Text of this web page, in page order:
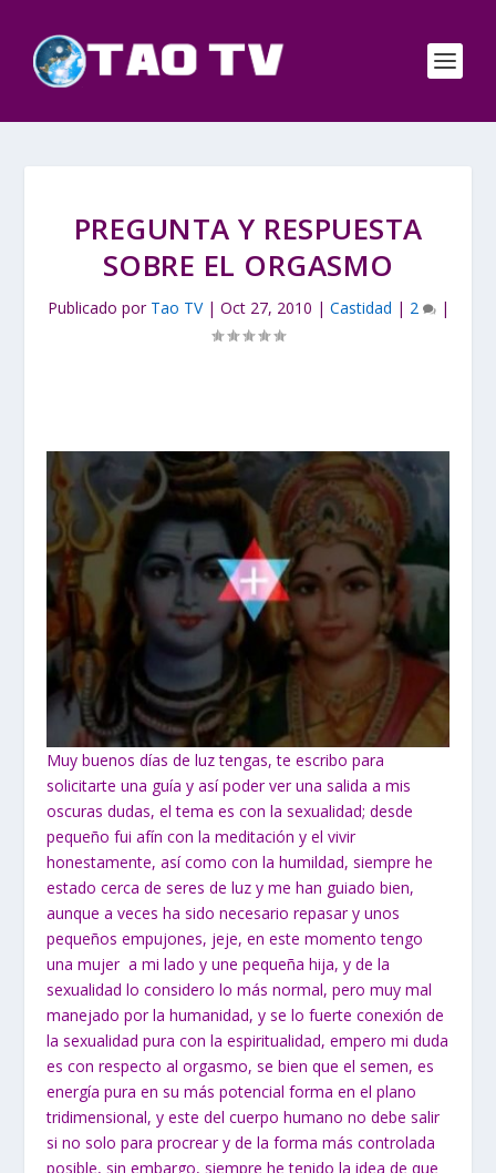
PREGUNTA Y RESPUESTA
SOBRE EL ORGASMO
Publicado por Tao TV| Oct 27, 2010 | Castidad | 2 |
Muy buenos días de luz tengas, te escribo para
solicitarte una guía y así poder ver una salida a mis
oscuras dudas, el tema es con la sexualidad; desde
pequeño fui afín con la meditación y el vivir
honestamente, así como con la humildad, siempre he
estado cerca de seres de luz y me han guiado bien,
aunque a veces ha sido necesario repasar y unos
pequeños empujones, jeje, en este momento tengo
una mujer a mi lado y une pequeña hija, y de la
sexualidad lo considero lo más normal, pero muy mal
manejado por la humanidad, y se lo fuerte conexión de
la sexualidad pura con la espiritualidad, empero mi duda
es con respecto al orgasmo, se bien que el semen, es
energía pura en su más potencial forma en el plano
tridimensional, y este del cuerpo humano no debe salir
si no solo para procrear y de la forma más controlada
posible, sin embargo, siempre he tenido la idea de que